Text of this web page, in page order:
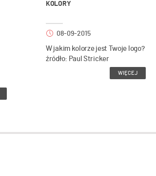
KOLORY
08-09-2015
W jakim kolorze jest Twoje logo?
źródło: Paul Stricker
WIĘCEJ